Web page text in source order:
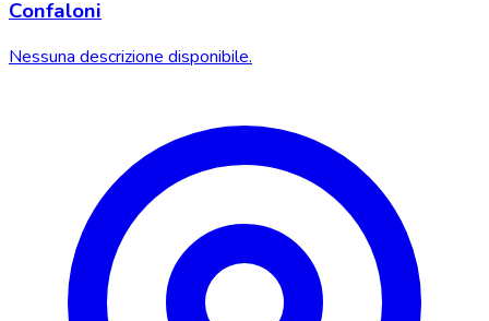
Confaloni
Nessuna descrizione disponibile.